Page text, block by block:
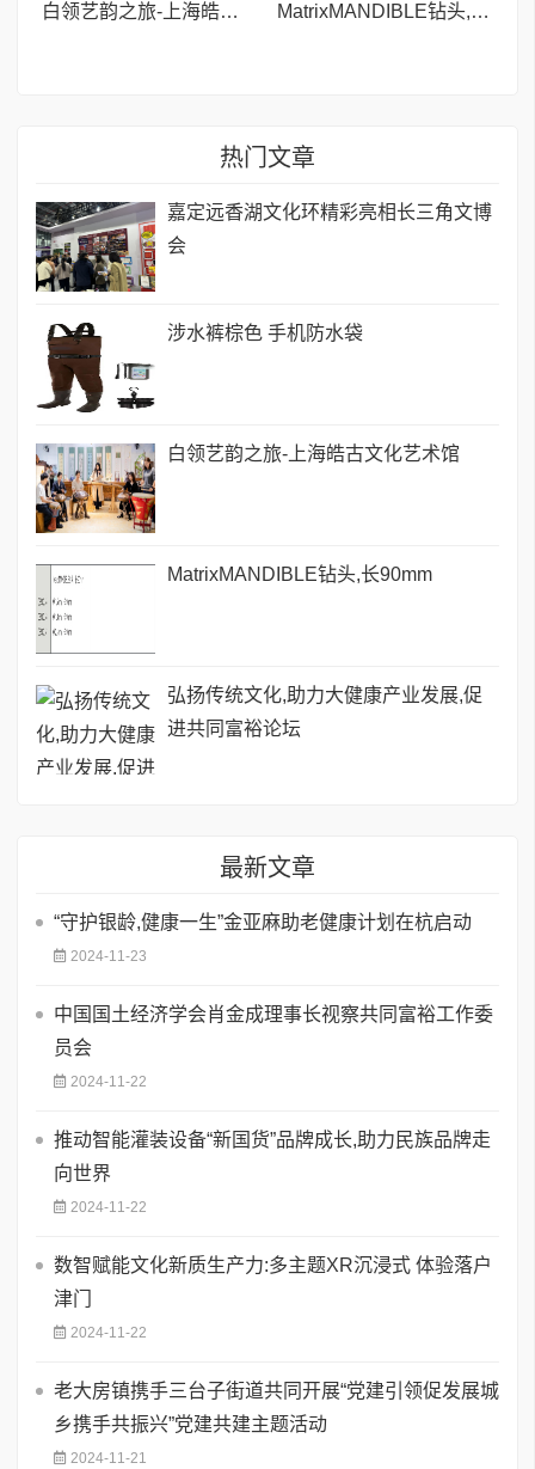
白领艺韵之旅-上海皓古文化艺术馆 MatrixMANDIBLE钻头,长90mm
热门文章
嘉定远香湖文化环精彩亮相长三角文博
会
涉水裤棕色 手机防水袋
白领艺韵之旅-上海皓古文化艺术馆
MatrixMANDIBLE钻头,长90mm
弘扬传统文化,助力大健康产业发展,促
进共同富裕论坛
最新文章
“守护银龄,健康一生”金亚麻助老健康计划在杭启动
2024-11-23
中国国土经济学会肖金成理事长视察共同富裕工作委
员会
2024-11-22
推动智能灌装设备“新国货”品牌成长,助力民族品牌走
向世界
2024-11-22
数智赋能文化新质生产力:多主题XR沉浸式 体验落户
津门
2024-11-22
老大房镇携手三台子街道共同开展“党建引领促发展城
乡携手共振兴”党建共建主题活动
2024-11-21